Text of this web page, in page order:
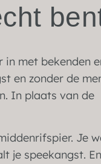
met bekenden
en zonder de
In plaats van de
Je
je speekangst. En